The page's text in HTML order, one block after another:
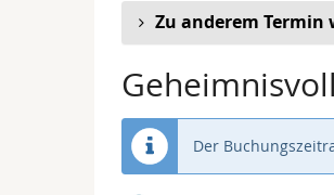
Zu anderem Termin
Der